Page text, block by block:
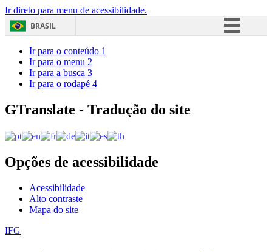
Ir direto para menu de acessibilidade.
BRASIL
Acesso à informação
Ir para o conteúdo 1
Ir para o menu 2
Ir para a busca 3
Ir para o rodapé 4
GTranslate - Tradução do site
Opções de acessibilidade
Acessibilidade
Alto contraste
Mapa do site
IFG